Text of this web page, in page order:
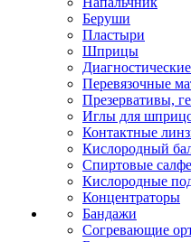
Беруши
Пластыри
Шприцы
Перевязочные
Презервативы,
Иглы для
Контактные
Кислородный
Спиртовые
Кислородные
Концентраторы
Бандажи
Согревающие